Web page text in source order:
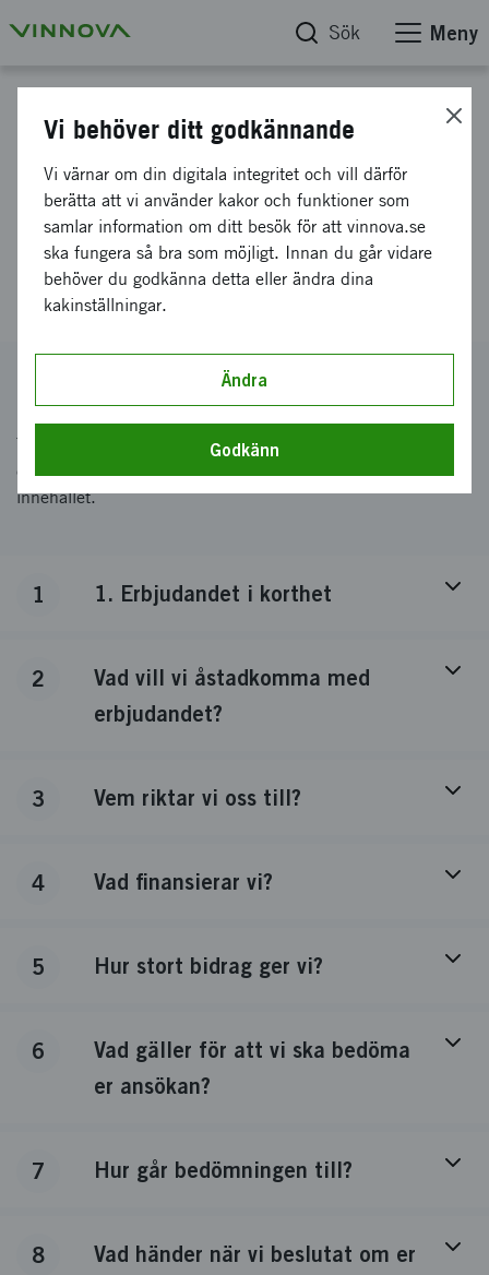
Sök Meny
Planeringsbidrag för
internationell utlysning 2026
Utlysningstext för erbjudandet
Tips: För att skapa en PDF med all information om
erbjudandet klickar du Ctrl+P och väljer PDF för att spara
innehållet.
1 1. Erbjudandet i korthet
2
Vad vill vi åstadkomma med
erbjudandet?
3 Vem riktar vi oss till?
4 Vad finansierar vi?
5 Hur stort bidrag ger vi?
6
Vad gäller för att vi ska bedöma
er ansökan?
7 Hur går bedömningen till?
8
Vad händer när vi beslutat om er
Vi behöver ditt godkännande
Vi värnar om din digitala integritet och vill därför
berätta att vi använder kakor och funktioner som
samlar information om ditt besök för att vinnova.se
ska fungera så bra som möjligt. Innan du går vidare
behöver du godkänna detta eller ändra dina
kakinställningar.
Ändra
Godkänn